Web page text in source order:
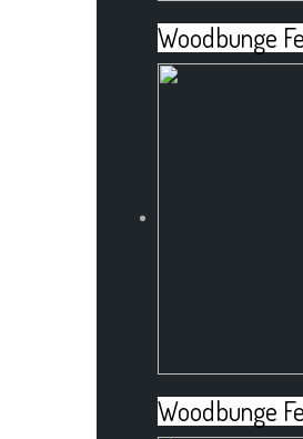
Woodbunge
Woodbunge